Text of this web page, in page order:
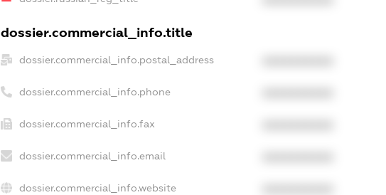
dossier.commercial_info.title
dossier.commercial_info.postal_address
dossier.commercial_info.phone
dossier.commercial_info.fax
dossier.commercial_info.email
dossier.commercial_info.website